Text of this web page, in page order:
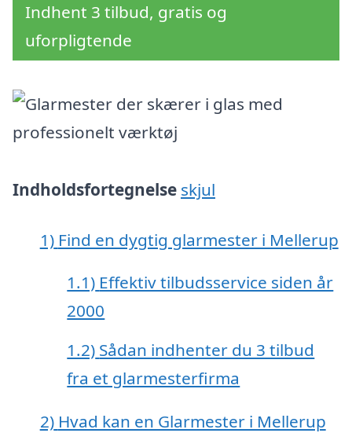
Indhent 3 tilbud, gratis og
uforpligtende
Indholdsfortegnelse skjul
1) Find en dygtig glarmester i Mellerup
1.1) Effektiv tilbudsservice siden år
2000
1.2) Sådan indhenter du 3 tilbud
fra et glarmesterfirma
2) Hvad kan en Glarmester i Mellerup